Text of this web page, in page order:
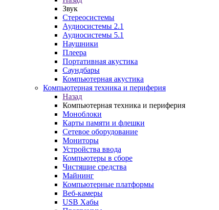
Звук
Стереосистемы
Аудиосистемы 2.1
Аудиосистемы 5.1
Наушники
Плеера
Портативная акустика
Саундбары
Компьютерная акустика
Компьютерная техника и периферия
Назад
Компьютерная техника и периферия
Моноблоки
Карты памяти и флешки
Сетевое оборудование
Мониторы
Устройства ввода
Компьютеры в сборе
Чистящие средства
Майнинг
Компьютерные платформы
Веб-камеры
USB Хабы